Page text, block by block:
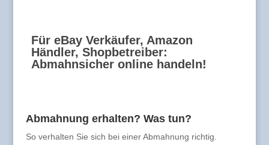
Für eBay Verkäufer, Amazon
Händler, Shopbetreiber:
Abmahnsicher online handeln!
Abmahnung erhalten? Was tun?
So verhalten Sie sich bei einer Abmahnung richtig.